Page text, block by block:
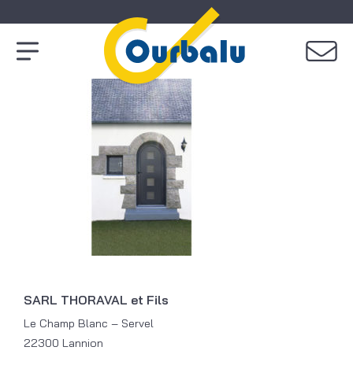
SARL THORAVAL et Fils
Le Champ Blanc – Servel
22300 Lannion